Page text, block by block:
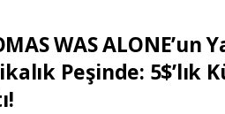
WAS ALONE’un
Peşinde: 5$’lık